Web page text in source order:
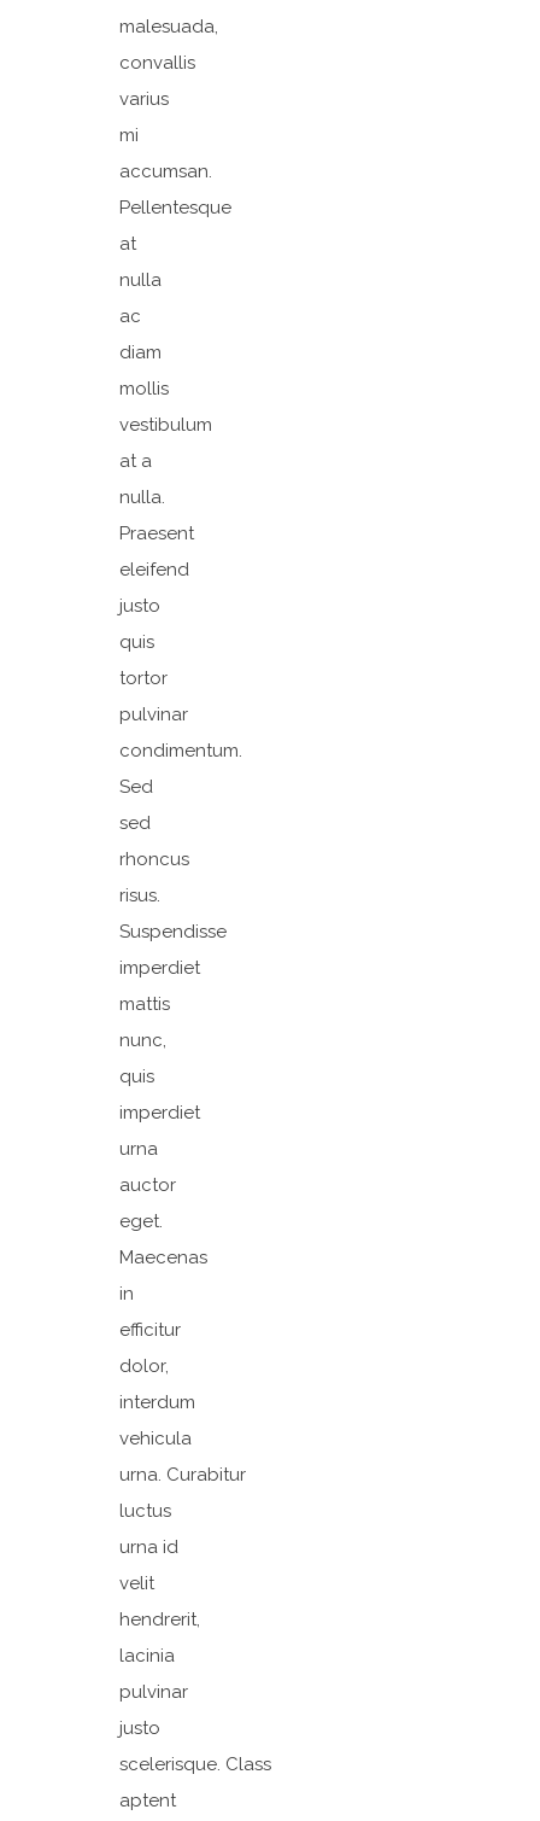
malesuada,
convallis
varius
mi
accumsan.
Pellentesque
at
nulla
ac
diam
mollis
vestibulum
at a
nulla.
Praesent
eleifend
justo
quis
tortor
pulvinar
condimentum.
Sed
sed
rhoncus
risus.
Suspendisse
imperdiet
mattis
nunc,
quis
imperdiet
urna
auctor
eget.
Maecenas
in
efficitur
dolor,
interdum
vehicula
urna. Curabitur
luctus
urna id
velit
hendrerit,
lacinia
pulvinar
justo
scelerisque. Class
aptent